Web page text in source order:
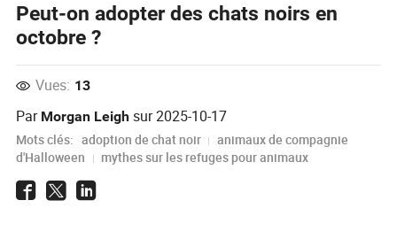
sur Perspectives Commerciales !
Voir Plus
Peut-on adopter des chats noirs en
octobre ?
Vues: 13
Par Morgan Leigh sur2025-10-17
Mots clés: adoption de chat noir
animaux de compagnie
d'Halloween
mythes sur les refuges pour animaux